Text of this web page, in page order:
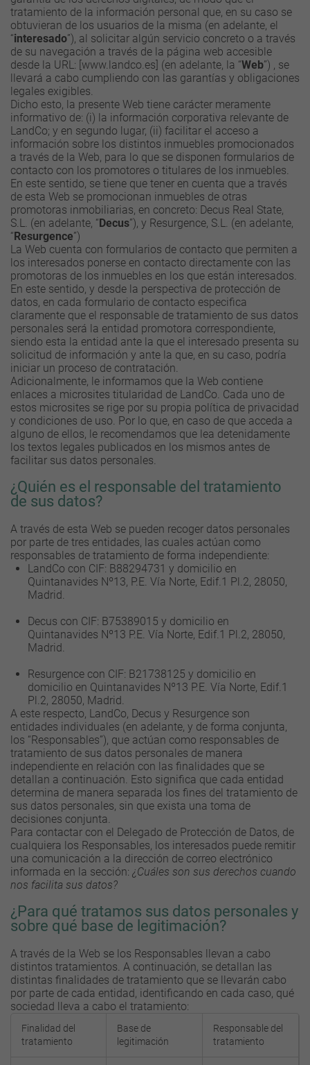
tratamiento de la información personal que, en su caso se
obtuvieran de los usuarios de la misma (en adelante, el
“interesado”), al solicitar algún servicio concreto o a través
de su navegación a través de la página web accesible
desde la URL: [www.landco.es] (en adelante, la “Web”) , se
llevará a cabo cumpliendo con las garantías y obligaciones
legales exigibles.
Dicho esto, la presente Web tiene carácter meramente
informativo de: (i) la información corporativa relevante de
LandCo; y en segundo lugar, (ii) facilitar el acceso a
información sobre los distintos inmuebles promocionados
a través de la Web, para lo que se disponen formularios de
contacto con los promotores o titulares de los inmuebles.
En este sentido, se tiene que tener en cuenta que a través
de esta Web se promocionan inmuebles de otras
promotoras inmobiliarias, en concreto: Decus Real State,
S.L. (en adelante, “Decus”), y Resurgence, S.L. (en adelante,
“Resurgence”)
La Web cuenta con formularios de contacto que permiten a
los interesados ponerse en contacto directamente con las
promotoras de los inmuebles en los que están interesados.
En este sentido, y desde la perspectiva de protección de
datos, en cada formulario de contacto especifica
claramente que el responsable de tratamiento de sus datos
personales será la entidad promotora correspondiente,
siendo esta la entidad ante la que el interesado presenta su
solicitud de información y ante la que, en su caso, podría
iniciar un proceso de contratación.
Adicionalmente, le informamos que la Web contiene
enlaces a microsites titularidad de LandCo. Cada uno de
estos microsites se rige por su propia política de privacidad
y condiciones de uso. Por lo que, en caso de que acceda a
alguno de ellos, le recomendamos que lea detenidamente
los textos legales publicados en los mismos antes de
facilitar sus datos personales.
¿Quién es el responsable del tratamiento
de sus datos?
A través de esta Web se pueden recoger datos personales
por parte de tres entidades, las cuales actúan como
responsables de tratamiento de forma independiente:
LandCo con CIF: B88294731 y domicilio en
Quintanavides Nº13, P.E. Vía Norte, Edif.1 Pl.2, 28050,
Madrid.
Decus con CIF: B75389015 y domicilio en
Quintanavides Nº13 P.E. Vía Norte, Edif.1 Pl.2, 28050,
Madrid.
Resurgence con CIF: B21738125 y domicilio en
domicilio en Quintanavides Nº13 P.E. Vía Norte, Edif.1
Pl.2, 28050, Madrid.
A este respecto, LandCo, Decus y Resurgence son
entidades individuales (en adelante, y de forma conjunta,
los “Responsables”), que actúan como responsables de
tratamiento de sus datos personales de manera
independiente en relación con las finalidades que se
detallan a continuación. Esto significa que cada entidad
determina de manera separada los fines del tratamiento de
sus datos personales, sin que exista una toma de
decisiones conjunta.
Para contactar con el Delegado de Protección de Datos, de
cualquiera los Responsables, los interesados puede remitir
una comunicación a la dirección de correo electrónico
informada en la sección: ¿Cuáles son sus derechos cuando
nos facilita sus datos?
¿Para qué tratamos sus datos personales y
sobre qué base de legitimación?
A través de la Web se los Responsables llevan a cabo
distintos tratamientos. A continuación, se detallan las
distintas finalidades de tratamiento que se llevarán cabo
por parte de cada entidad, identificando en cada caso, qué
sociedad lleva a cabo el tratamiento:
Finalidad del
tratamiento
Base de
legitimación
Responsable del
tratamiento